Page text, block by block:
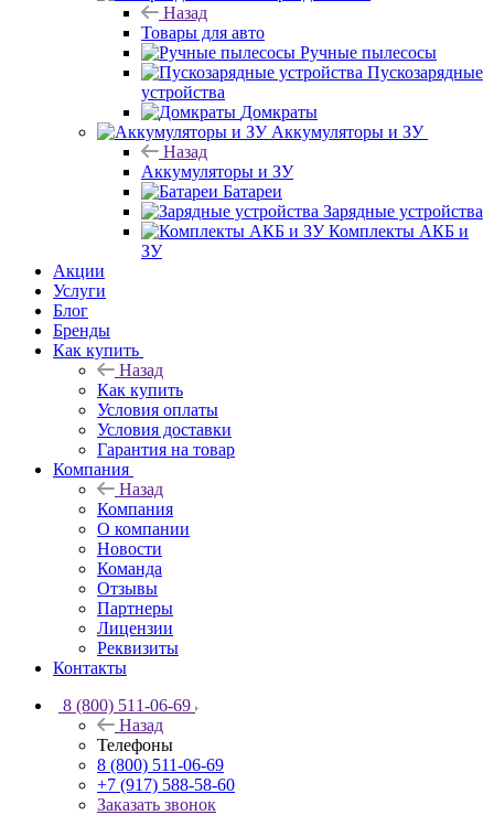
Назад
Товары для авто
Ручные пылесосы
Пускозарядные
устройства
Домкраты
Аккумуляторы и ЗУ
Назад
Аккумуляторы и ЗУ
Батареи
Зарядные устройства
Комплекты АКБ и
ЗУ
Акции
Услуги
Блог
Бренды
Как купить
Назад
Как купить
Условия оплаты
Условия доставки
Гарантия на товар
Компания
Назад
Компания
О компании
Новости
Команда
Отзывы
Партнеры
Лицензии
Реквизиты
Контакты
8 (800) 511-06-69
Назад
Телефоны
8 (800) 511-06-69
+7 (917) 588-58-60
Заказать звонок